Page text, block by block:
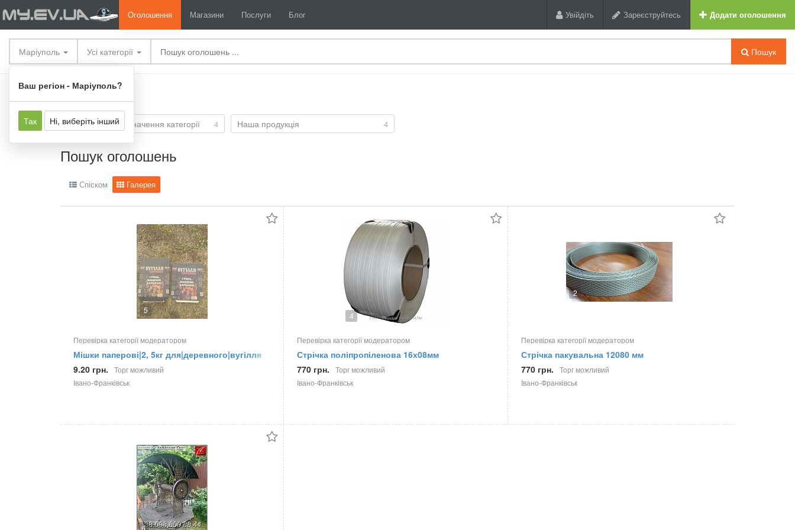
Оголошення Магазини Послуги Блог Увійдіть Зареєструйтесь Додати оголошення
Маріуполь
Ваш регіон - Маріуполь?
Так Ні, виберіть інший
Усі категорії Пошук
Оголошення
4
Автоматичне визначення категорії 4
Наша продукція
Пошук оголошень
Спіском Галерея
5
Перевірка категорії модератором
Мішки паперові|2, 5кг для|деревного|вугілля
9.20 грн.
Торг можливий
Івано-Франківськ
4
Перевірка категорії модератором
Стрічка поліпропіленова 16х08мм
770 грн.
Торг можливий
Івано-Франківськ
2
Перевірка категорії модератором
Стрічка пакувальна 12080 мм
770 грн.
Торг можливий
Івано-Франківськ
6